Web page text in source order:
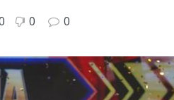
0 0